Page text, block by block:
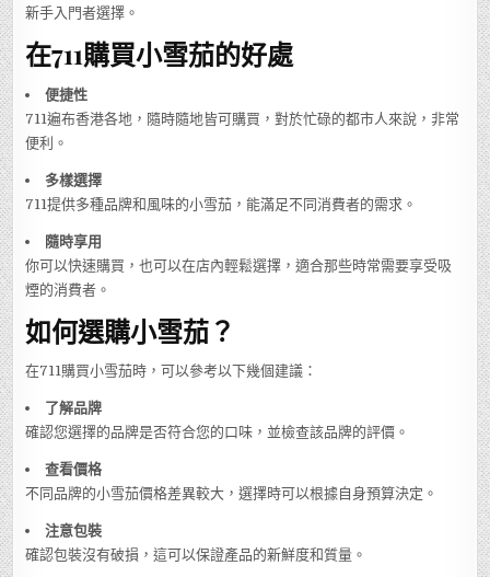
新手入門者選擇。
在711購買小雪茄的好處
便捷性
711遍布香港各地，隨時隨地皆可購買，對於忙碌的都市人來說，非常
便利。
多樣選擇
711提供多種品牌和風味的小雪茄，能滿足不同消費者的需求。
隨時享用
你可以快速購買，也可以在店內輕鬆選擇，適合那些時常需要享受吸
煙的消費者。
如何選購小雪茄？
在711購買小雪茄時，可以參考以下幾個建議：
了解品牌
確認您選擇的品牌是否符合您的口味，並檢查該品牌的評價。
查看價格
不同品牌的小雪茄價格差異較大，選擇時可以根據自身預算決定。
注意包裝
確認包裝沒有破損，這可以保證產品的新鮮度和質量。